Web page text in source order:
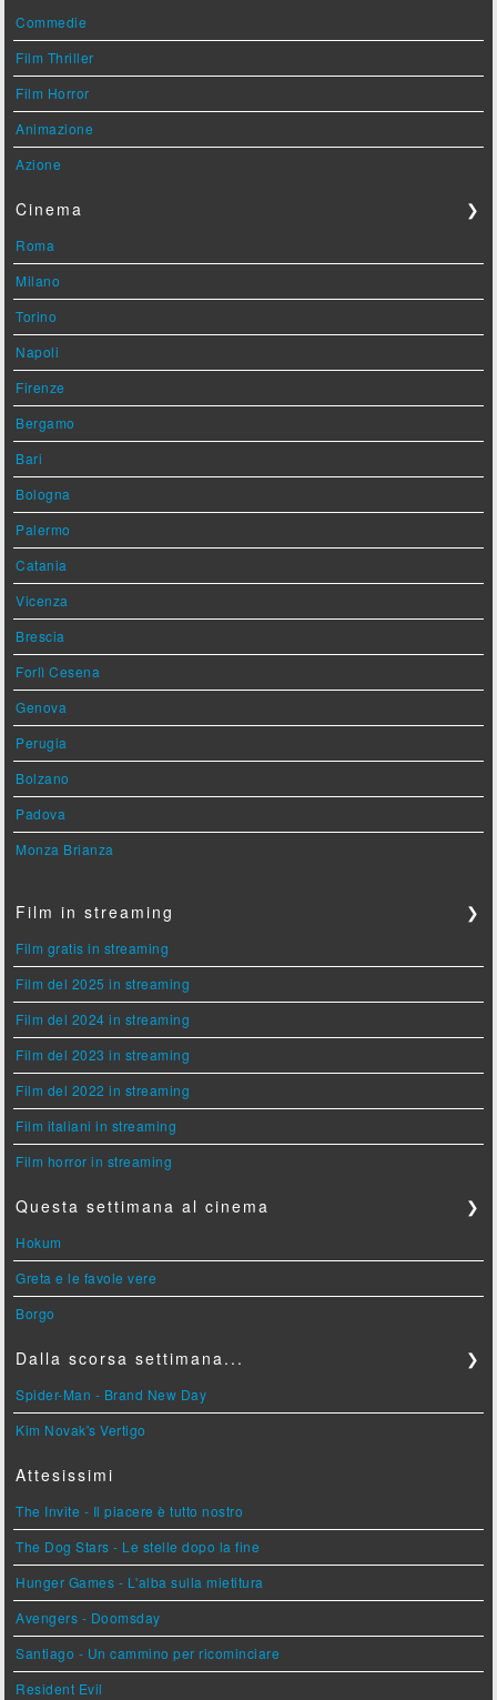
Commedie
Film Thriller
Film Horror
Animazione
Azione
Cinema ❯
Roma
Milano
Torino
Napoli
Firenze
Bergamo
Bari
Bologna
Palermo
Catania
Vicenza
Brescia
Forlì Cesena
Genova
Perugia
Bolzano
Padova
Monza Brianza
Film in streaming ❯
Film gratis in streaming
Film del 2025 in streaming
Film del 2024 in streaming
Film del 2023 in streaming
Film del 2022 in streaming
Film italiani in streaming
Film horror in streaming
Questa settimana al cinema ❯
Hokum
Greta e le favole vere
Borgo
Dalla scorsa settimana... ❯
Spider-Man - Brand New Day
Kim Novak's Vertigo
Attesissimi
The Invite - Il piacere è tutto nostro
The Dog Stars - Le stelle dopo la fine
Hunger Games - L'alba sulla mietitura
Avengers - Doomsday
Santiago - Un cammino per ricominciare
Resident Evil